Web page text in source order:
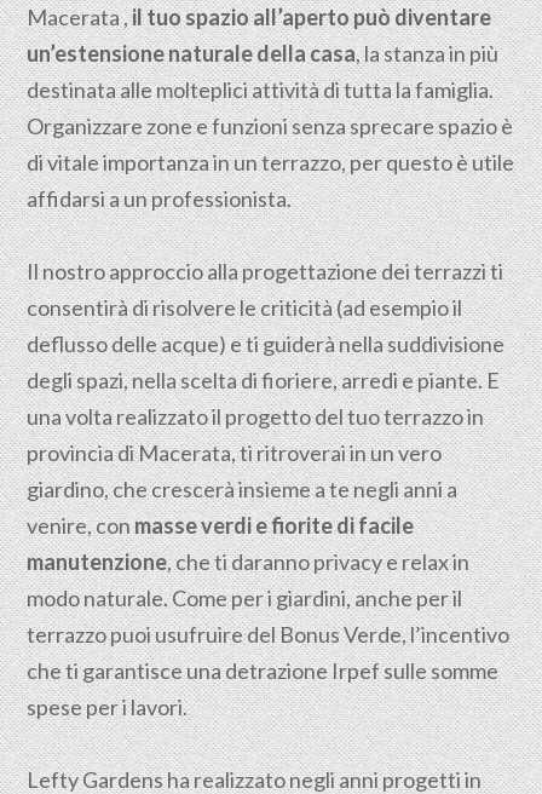
Macerata ,il tuo spazio all’aperto può diventare
un’estensione naturale della casa, la stanza in più
destinata alle molteplici attività di tutta la famiglia.
Organizzare zone e funzioni senza sprecare spazio è
di vitale importanza in un terrazzo, per questo è utile
affidarsi a un professionista.
Il nostro approccio alla progettazione dei terrazzi ti
consentirà di risolvere le criticità (ad esempio il
deflusso delle acque) e ti guiderà nella suddivisione
degli spazi, nella scelta di fioriere, arredi e piante. E
una volta realizzato il progetto del tuo terrazzo in
provincia di Macerata, ti ritroverai in un vero
giardino, che crescerà insieme a te negli anni a
venire, conmasse verdi e fiorite di facile
manutenzione, che ti daranno privacy e relax in
modo naturale. Come per i giardini, anche per il
terrazzo puoi usufruire del Bonus Verde, l’incentivo
che ti garantisce una detrazione Irpef sulle somme
spese per i lavori.
Lefty Gardens ha realizzato negli anni progetti in